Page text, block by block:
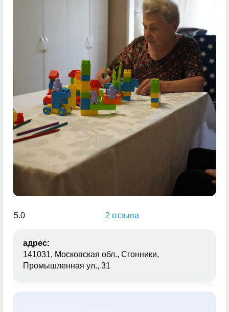
5.0 2 отзыва
адрес:
141031, Московская обл., Сгонники,
Промышленная ул., 31